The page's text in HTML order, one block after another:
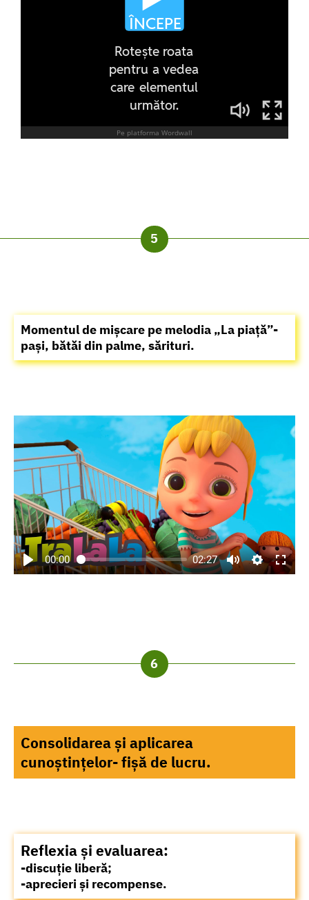
Momentul de mișcare pe melodia „La piață”-
pași, bătăi din palme, sărituri.
00:00 02:27
Consolidarea și aplicarea
cunoștințelor- fișă de lucru.
Reflexia și evaluarea:
-discuție liberă;
-aprecieri și recompense.